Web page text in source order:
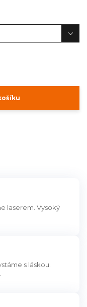
laserem. Vysoký
s láskou.